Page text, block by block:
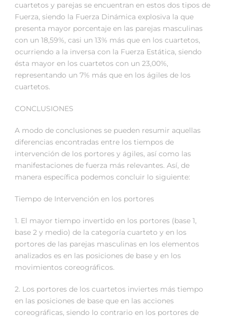
cuartetos y parejas se encuentran en estos dos tipos de
Fuerza, siendo la Fuerza Dinámica explosiva la que
presenta mayor porcentaje en las parejas masculinas
con un 18,59%, casi un 13% más que en los cuartetos,
ocurriendo a la inversa con la Fuerza Estática, siendo
ésta mayor en los cuartetos con un 23,00%,
representando un 7% más que en los ágiles de los
cuartetos.
CONCLUSIONES
A modo de conclusiones se pueden resumir aquellas
diferencias encontradas entre los tiempos de
intervención de los portores y ágiles, así como las
manifestaciones de fuerza más relevantes. Así, de
manera específica podemos concluir lo siguiente:
Tiempo de Intervención en los portores
1. El mayor tiempo invertido en los portores (base 1,
base 2 y medio) de la categoría cuarteto y en los
portores de las parejas masculinas en los elementos
analizados es en las posiciones de base y en los
movimientos coreográficos.
2. Los portores de los cuartetos inviertes más tiempo
en las posiciones de base que en las acciones
coreográficas, siendo lo contrario en los portores de